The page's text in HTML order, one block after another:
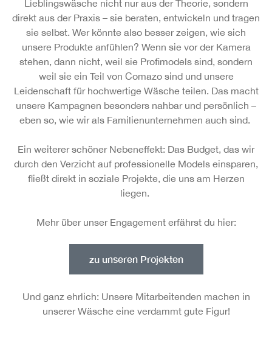
Lieblingswäsche nicht nur aus der Theorie, sondern
direkt aus der Praxis – sie beraten, entwickeln und tragen
sie selbst. Wer könnte also besser zeigen, wie sich
unsere Produkte anfühlen? Wenn sie vor der Kamera
stehen, dann nicht, weil sie Profimodels sind, sondern
weil sie ein Teil von Comazo sind und unsere
Leidenschaft für hochwertige Wäsche teilen. Das macht
unsere Kampagnen besonders nahbar und persönlich –
eben so, wie wir als Familienunternehmen auch sind.
Ein weiterer schöner Nebeneffekt: Das Budget, das wir
durch den Verzicht auf professionelle Models einsparen,
fließt direkt in soziale Projekte, die uns am Herzen
liegen.
Mehr über unser Engagement erfährst du hier:
zu unseren Projekten
Und ganz ehrlich: Unsere Mitarbeitenden machen in
unserer Wäsche eine verdammt gute Figur!